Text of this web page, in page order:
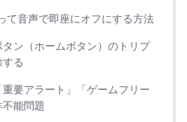
て音声で即座にオフにする方法
タン（ホームボタン）のトリプ
る
要アラート」「ゲームフリー
不能問題